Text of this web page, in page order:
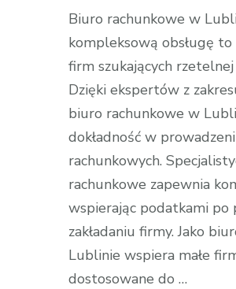
Biuro rachunkowe w
kompleksową obsługę to
firm szukających
Dzięki ekspertów z
biuro rachunkowe w
dokładność w
rachunkowych.
rachunkowe zapewnia
wspierając podatkami po
zakładaniu firmy. Jako
Lublinie wspiera małe
dostosowane do …